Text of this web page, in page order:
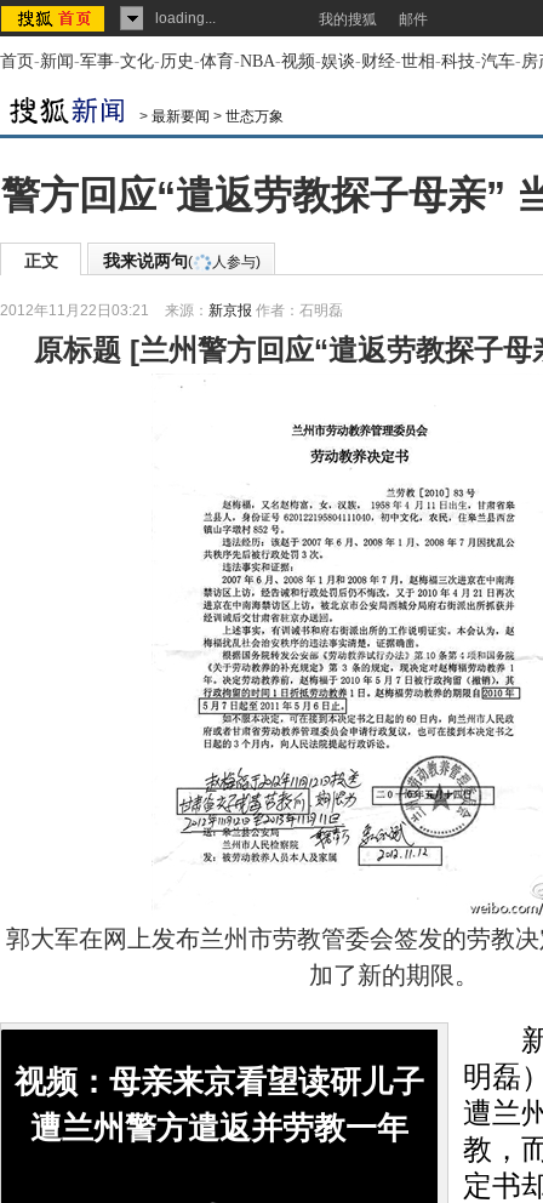
loading... 我的搜狐 邮件
首页-新闻-军事-文化-历史-体育-NBA-视频-娱谈-财经-世相-科技-汽车-房
> 最新要闻 > 世态万象
警方回应“遣返劳教探子母亲”
正文 我来说两句( 人参与)
2012年11月22日03:21 来源： 新京报 作者：石明磊
原标题 [兰州警方回应“遣返劳教探子母
郭大军在网上发布兰州市劳教管委会签发的劳教
加了新的期限。
视频：母亲来京看望读研儿子
遭兰州警方遣返并劳教一年
新
明磊
遭兰
教，
定书